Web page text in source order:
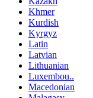
Khmer
Kurdish
Kyrgyz
Latin
Latvian
Lithuanian
Luxembou..
Macedonian